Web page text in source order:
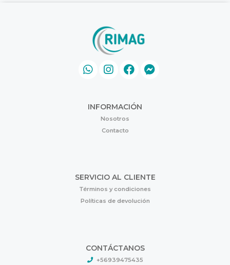
INFORMACIÓN
Nosotros
Contacto
SERVICIO AL CLIENTE
Términos y condiciones
Políticas de devolución
CONTÁCTANOS
+56939475435